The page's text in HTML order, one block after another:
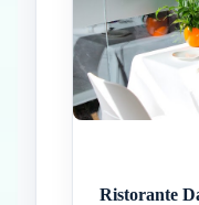
Ristorante